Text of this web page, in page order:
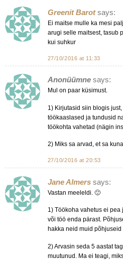
Greenit Barot says:
Ei maitse mulle ka mesi
arugi selle maitsest, tasub
kui suhkur
27/10/2016 at 11:33
Anonüümne says:
Mul on paar küsimust.
1) Kirjutasid siin blogis
töökaaslased ja tundusid
töökohta vahetad (nägin
2) Miks sa arvad, et sa
27/10/2016 at 20:53
Jane Almers says:
Vastan meeleldi. 🙂
1) Töökoha vahetus ei
või töö enda pärast.
hakka neid muid põhjuseid
2) Arvasin seda 5 aastat
muutunud. Ma ei teagi,